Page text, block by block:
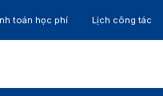
toán học phí Lịch công tác